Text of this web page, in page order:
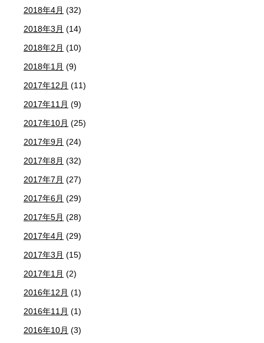
2018年4月 (32)
2018年3月 (14)
2018年2月 (10)
2018年1月 (9)
2017年12月 (11)
2017年11月 (9)
2017年10月 (25)
2017年9月 (24)
2017年8月 (32)
2017年7月 (27)
2017年6月 (29)
2017年5月 (28)
2017年4月 (29)
2017年3月 (15)
2017年1月 (2)
2016年12月 (1)
2016年11月 (1)
2016年10月 (3)